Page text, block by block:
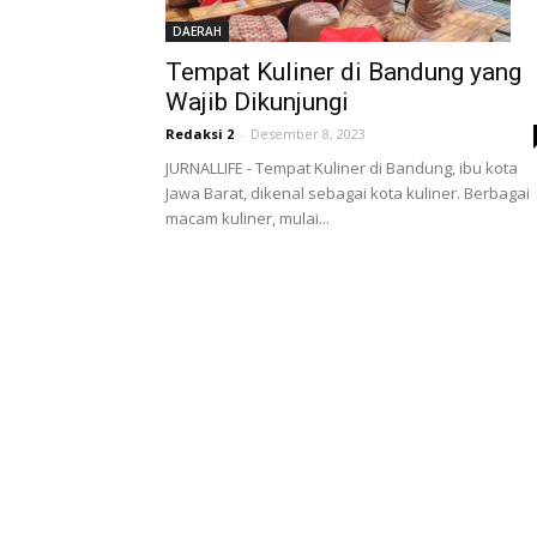
DAERAH
Tempat Kuliner di Bandung yang
Wajib Dikunjungi
Redaksi 2 - Desember 8, 2023
JURNALLIFE - Tempat Kuliner di Bandung, ibu kota
Jawa Barat, dikenal sebagai kota kuliner. Berbagai
macam kuliner, mulai...